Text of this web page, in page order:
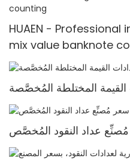
HUAEN -
mix value banknote
money counter mix
عداد النقود المُخصَّص